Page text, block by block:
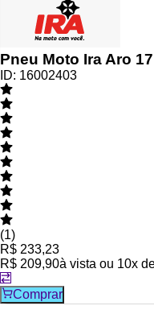
Pneu Moto Ira Aro
ID: 16002403
(1)
R$ 233,23
R$ 209,90à vista ou 10x
Comprar